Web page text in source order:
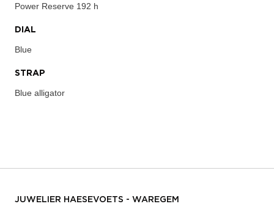
Power Reserve 192 h
DIAL
Blue
STRAP
Blue alligator
JUWELIER HAESEVOETS - WAREGEM